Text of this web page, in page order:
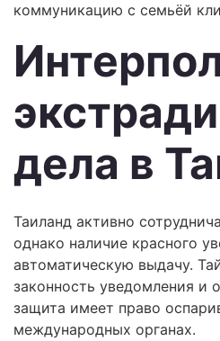
коммуникацию с семьёй
дела в
Таиланд активно
однако наличие красного
автоматическую выдачу.
законность уведомления и
защита имеет право
международных органах.